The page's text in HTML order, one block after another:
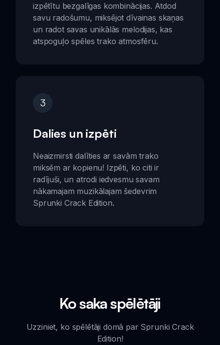
izpētītu bezgalīgas kombinācijas. Atdod
savu radošumu, miksējot dīvainas skaņas
un radot savas unikālās melodijas, kas
atspoguļo spēles trako atmosfēru.
3
Dalies un izpēti
Neaizmirsti dalīties ar savām trako
miksēm ar kopienu! Izpēti, ko citi ir
radījuši, un atrodi iedvesmu savam
nākamajam muzikālajam šedevrim
Sprunki Crack Edition.
Ko saka spēlētāji
Uzziniet, ko spēlētāji domā par Sprunki Crack
Edition!